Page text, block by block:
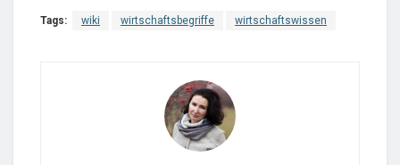
Tags: wiki wirtschaftsbegriffe wirtschaftswissen